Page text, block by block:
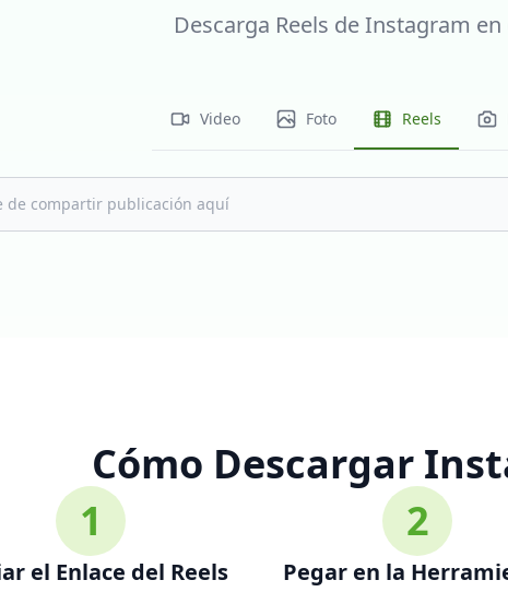
Descarga Reels de Instagram
Video Foto Reels
Cómo Descargar
1
el Enlace del Reels
2
Pegar en la